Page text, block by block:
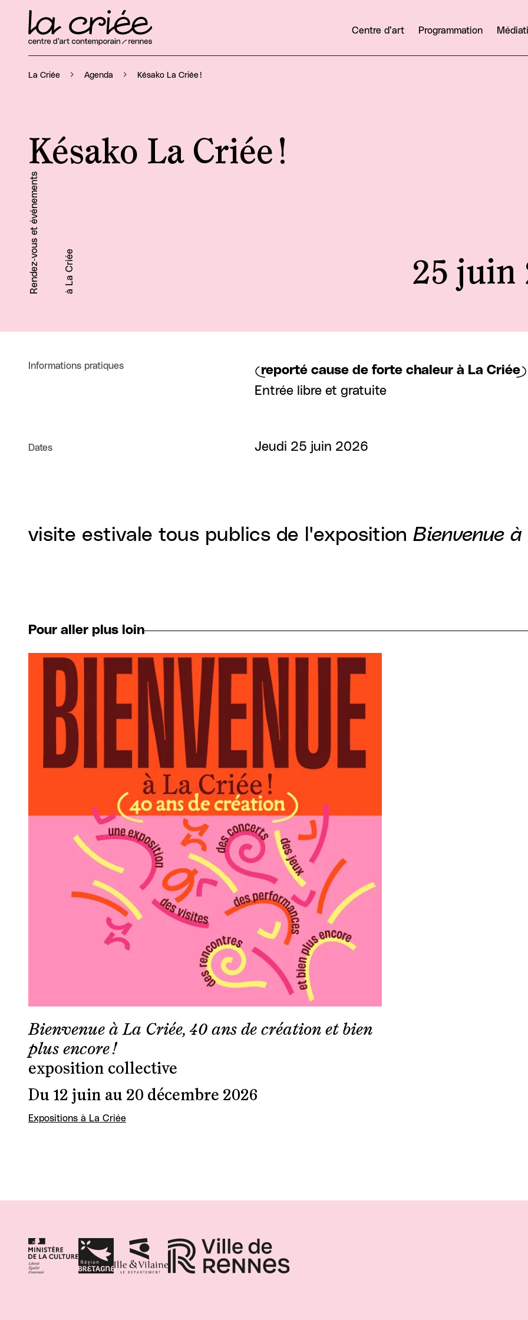
Centre d’art Programmation
La Criée Agenda Késako La Criée !
Késako La Criée !
25 juin
Rendez-vous et événements à La Criée
Informations pratiques
(reporté cause de forte chaleur à La Criée)
Entrée libre et gratuite
Dates Jeudi 25 juin 2026
visite estivale tous publics de l'exposition Bienvenue
Pour aller plus loin
Bienvenue à La Criée, 40 ans de création et bien
plus encore !
exposition collective
Du 12 juin au 20 décembre 2026
Expositions à La Criée